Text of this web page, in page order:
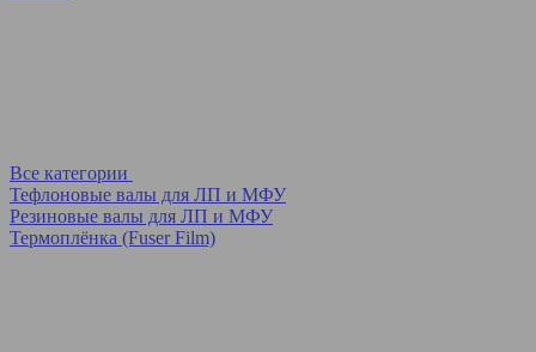
Все категории
Тефлоновые валы для ЛП и МФУ
Резиновые валы для ЛП и МФУ
Термоплёнка (Fuser Film)